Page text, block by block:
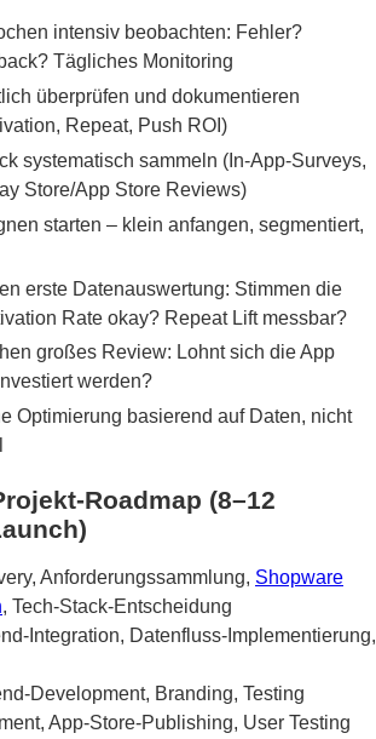
intensiv beobachten: Fehler?
Tägliches Monitoring
überprüfen und dokumentieren
Repeat, Push ROI)
systematisch sammeln (In-App-Surveys,
Store/App Store Reviews)
starten – klein anfangen, segmentiert,
erste Datenauswertung: Stimmen die
Rate okay? Repeat Lift messbar?
großes Review: Lohnt sich die App
werden?
Optimierung basierend auf Daten, nicht
Roadmap (8–12
Anforderungssammlung, Shopware
, Tech-Stack-Entscheidung
Integration, Datenfluss-Implementierung,
Development, Branding, Testing
App-Store-Publishing, User Testing